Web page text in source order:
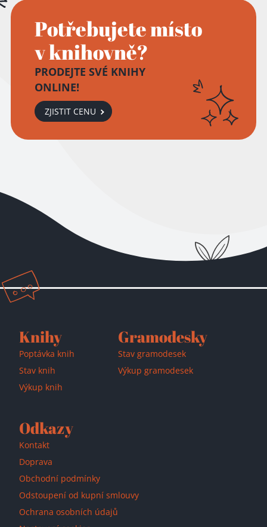
Potřebujete místo
v knihovně?
PRODEJTE SVÉ KNIHY
ONLINE!
ZJISTIT CENU
Knihy
Poptávka knih
Stav knih
Výkup knih
Gramodesky
Stav gramodesek
Výkup gramodesek
Odkazy
Kontakt
Doprava
Obchodní podmínky
Odstoupení od kupní smlouvy
Ochrana osobních údajů